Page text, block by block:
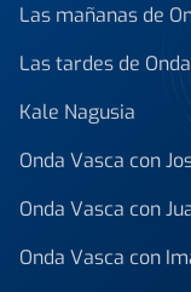
Las mañanas de
Las tardes de
Kale Nagusia
Onda Vasca con
Onda Vasca con
Onda Vasca con